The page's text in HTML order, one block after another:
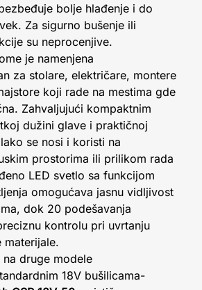
bolje hlađenje i do
Za sigurno bušenje ili
su neprocenjive.
je namenjena
za stolare, električare, montere
koji rade na mestima gde
Zahvaljujući kompaktnim
dužini glave i praktičnoj
se nosi i koristi na
prostorima ili prilikom rada
LED svetlo sa funkcijom
omogućava jasnu vidljivost
dok 20 podešavanja
kontrolu pri uvrtanju
materijale.
na druge modele
18V bušilicama-